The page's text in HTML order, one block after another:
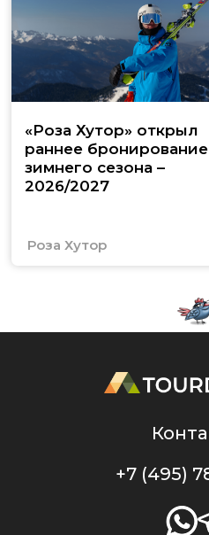
«Роза Хутор» открыл
раннее бронирование
зимнего сезона –
2026/2027
Роза Хутор
+7 (495)